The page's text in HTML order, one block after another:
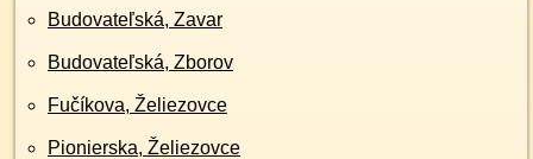
Budovateľská, Zavar
Budovateľská, Zborov
Fučíkova, Želiezovce
Pionierska, Želiezovce